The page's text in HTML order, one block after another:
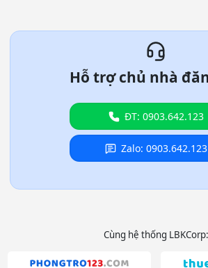
Hỗ trợ chủ nhà
ĐT: 0903.642.123
Zalo: 0903.642.123
Cùng hệ thống LBKCorp: